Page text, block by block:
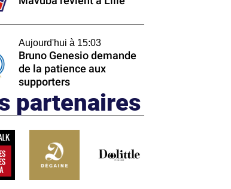
Aujourd'hui à 15:03
Bruno Genesio demande
de la patience aux
supporters
partenaires